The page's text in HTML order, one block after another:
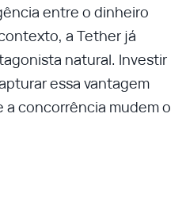
entre o dinheiro
a Tether já
natural. Investir
essa vantagem
a concorrência mudem o